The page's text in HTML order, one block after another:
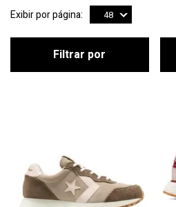
Exibir por página: 48
Filtrar por